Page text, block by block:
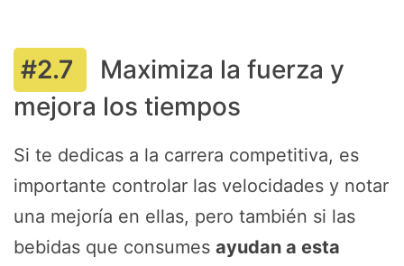
Maximiza la fuerza y
mejora los tiempos
Si te dedicas a la carrera competitiva, es
importante controlar las velocidades y notar
una mejoría en ellas, pero también si las
bebidas que consumes ayudan a esta